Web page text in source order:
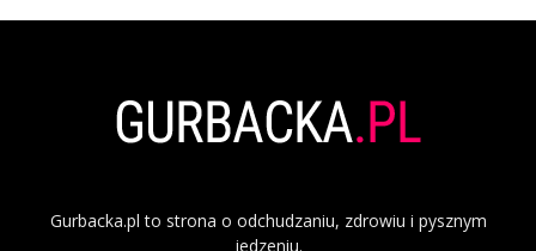
Gurbacka.pl to strona o odchudzaniu, zdrowiu i pysznym
jedzeniu.